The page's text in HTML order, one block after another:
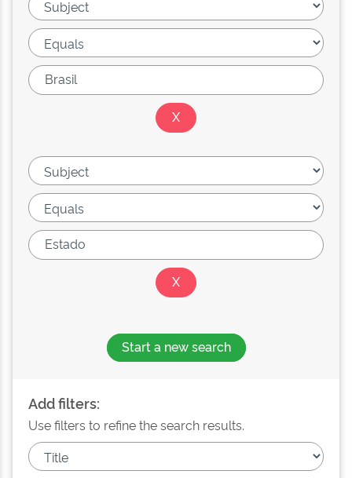
Start a new search
Add filters:
Use filters to refine the search results.